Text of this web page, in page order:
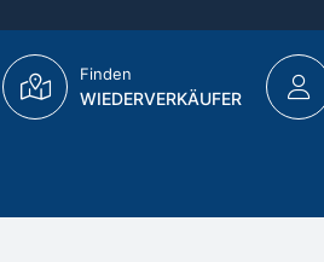
Finden
WIEDERVERKÄUFER